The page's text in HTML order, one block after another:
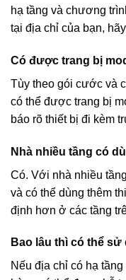
hạ tầng và chương
tại địa chỉ của bạn,
Có được trang bị
Tùy theo gói cước và
có thể được trang bị
báo rõ thiết bị đi kèm
Nhà nhiều tầng có
Có. Với nhà nhiều
và có thể dùng thêm
định hơn ở các tầng
Bao lâu thì có thể sử
Nếu địa chỉ có hạ